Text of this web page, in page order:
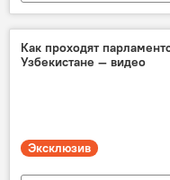
голосование
Как проходят
Узбекистане — видео
Эксклюзив